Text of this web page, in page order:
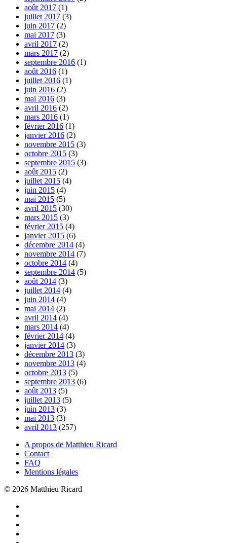
août 2017 (1)
juillet 2017 (3)
juin 2017 (2)
mai 2017 (3)
avril 2017 (2)
mars 2017 (2)
septembre 2016 (1)
août 2016 (1)
juillet 2016 (1)
juin 2016 (2)
mai 2016 (3)
avril 2016 (2)
mars 2016 (1)
février 2016 (1)
janvier 2016 (2)
novembre 2015 (3)
octobre 2015 (3)
septembre 2015 (3)
août 2015 (2)
juillet 2015 (4)
juin 2015 (4)
mai 2015 (5)
avril 2015 (30)
mars 2015 (3)
février 2015 (4)
janvier 2015 (6)
décembre 2014 (4)
novembre 2014 (7)
octobre 2014 (4)
septembre 2014 (5)
août 2014 (3)
juillet 2014 (4)
juin 2014 (4)
mai 2014 (2)
avril 2014 (4)
mars 2014 (4)
février 2014 (4)
janvier 2014 (3)
décembre 2013 (3)
novembre 2013 (4)
octobre 2013 (5)
septembre 2013 (6)
août 2013 (5)
juillet 2013 (5)
juin 2013 (3)
mai 2013 (3)
avril 2013 (257)
A propos de Matthieu Ricard
Contact
FAQ
Mentions légales
© 2026 Matthieu Ricard